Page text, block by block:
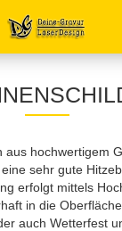
aus hochwertigem
sehr gute
erfolgt mittels
in die
auch Wetterfest